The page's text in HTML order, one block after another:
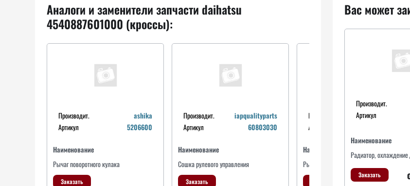
Аналоги и заменители запчасти daihatsu
4540887601000 (кроссы):
Производит.
ashika
Артикул
5206600
Наименование
Рычаг поворотного кулака
Заказать
Производит.
iapqualityparts
Артикул
60803030
Наименование
Сошка рулевого управления
Заказать
Производит.
japanparts
Артикул
Наименование
Рычаг поворотного кулака
Вас может
Производит.
Артикул
Наименование
Радиатор, охлаждение
Заказать